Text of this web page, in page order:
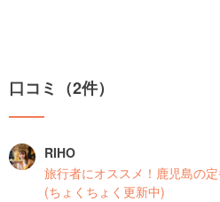
口コミ（2件）
RIHO
旅行者にオススメ！鹿児島の
(ちょくちょく更新中)